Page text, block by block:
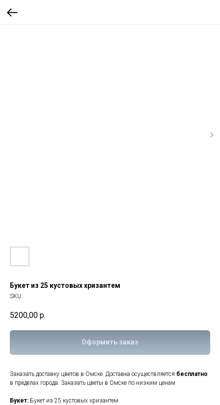
Букет из 25 кустовых хризантем
SKU:
5200,00 р.
Оформить заказ
Заказать доставку цветов в Омске. Доставка осуществляется бесплатно
в пределах города. Заказать цветы в Омске по низким ценам
Букет: Букет из 25 кустовых хризантем